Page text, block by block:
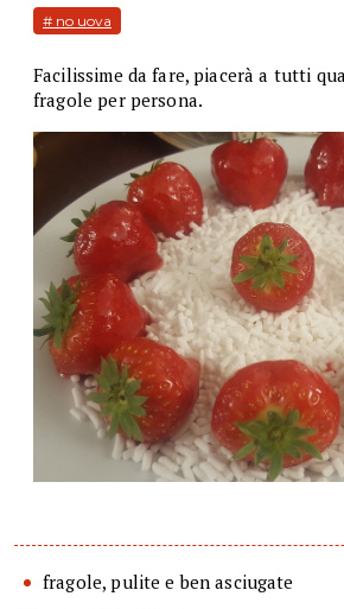
# no uova
Facilissime da fare, piacerà a tutti
fragole per persona.
fragole, pulite e ben asciugate